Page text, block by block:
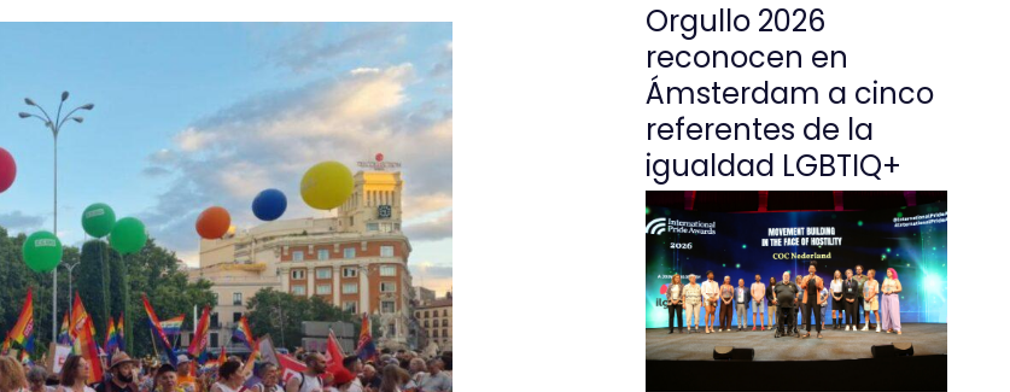
Orgullo 2026
reconocen en
Ámsterdam a cinco
referentes de la
igualdad LGBTIQ+